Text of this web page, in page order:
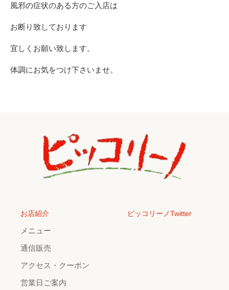
風邪の症状のある方のご入店は
お断り致しております
宜しくお願い致します。
体調にお気をつけ下さいませ。
お店紹介
メニュー
通信販売
アクセス・クーポン
営業日ご案内
ピッコリーノTwitter